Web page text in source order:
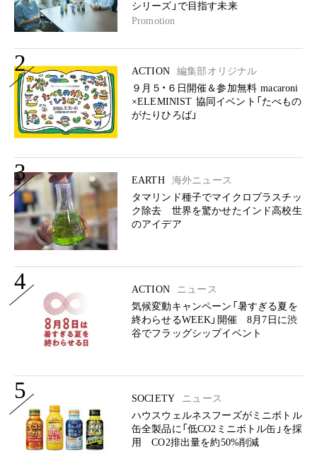
シリーズ」で目指す未来
Promotion
2 ACTION
編集部オリジナル
９月５・６日開催＆参加無料 macaroni
×ELEMINIST 協同イベント「たべもの
がたりひろば」
3 EARTH
海外ニュース
タマリンド種子でマイクロプラスチッ
ク除去 世界を驚かせたインド高校生
のアイデア
4 ACTION
ニュース
気候変動キャンペーン「暑すぎる夏を
終わらせるWEEK」開催 8月7日に渋
谷でフラッグシップイベント
5 SOCIETY
ニュース
ハウスウェルネスフーズがミニボトル
缶全製品に「低CO2ミニボトル缶」を採
用 CO2排出量を約50%削減